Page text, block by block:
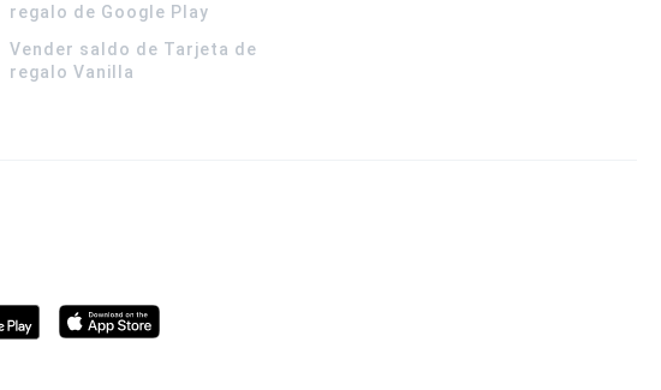
regalo de Google Play
Vender saldo de Tarjeta de
regalo Vanilla